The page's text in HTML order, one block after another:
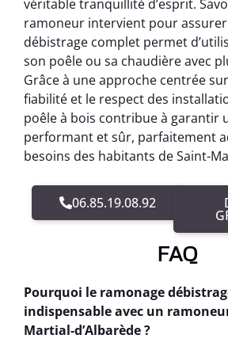
véritable tranquillité d’esprit.
ramoneur intervient pour
débistrage complet permet
son poêle ou sa chaudière avec
Grâce à une approche centrée
fiabilité et le respect des
poêle à bois contribue à garantir
performant et sûr, parfaitement
besoins des habitants de Saint-
06.85.19.08.92
FAQ
Pourquoi le ramonage
indispensable avec un
Martial-d’Albarède ?